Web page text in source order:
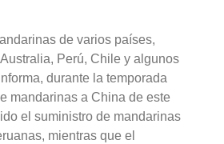
de varios países,
Perú, Chile y algunos
durante la temporada
mandarinas a China de este
el suministro de mandarinas
mientras que el